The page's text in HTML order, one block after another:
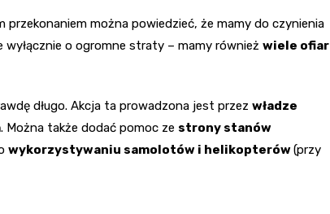
przekonaniem można powiedzieć, że mamy do czynienia
o ogromne straty – mamy również wiele ofiar
długo. Akcja ta prowadzona jest przez władze
. Można także dodać pomoc ze strony stanów
wykorzystywaniu samolotów i helikopterów(przy